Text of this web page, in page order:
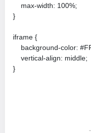
max-width: 100%;
}
iframe {
background-color:
vertical-align: middle;
}